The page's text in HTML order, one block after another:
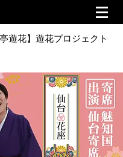
遊花】遊花プロジェクト